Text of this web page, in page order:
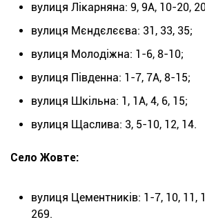
вулиця Лікарняна: 9, 9А, 10-20,
вулиця Мєндєлєєва: 31, 33, 35;
вулиця Молодіжна: 1-6, 8-10;
вулиця Південна: 1-7, 7А, 8-15;
вулиця Шкільна: 1, 1А, 4, 6, 15;
вулиця Щаслива: 3, 5-10, 12, 14.
Село Жовте:
вулиця Цементників: 1-7, 10, 11,
269.